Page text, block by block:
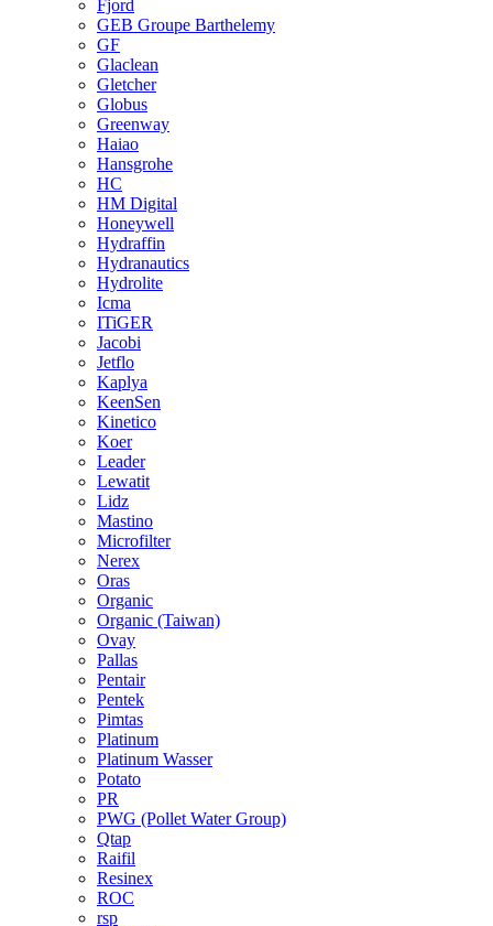
Fjord
GEB Groupe Barthelemy
GF
Glaclean
Gletcher
Globus
Greenway
Haiao
Hansgrohe
HC
HM Digital
Honeywell
Hydraffin
Hydranautics
Hydrolite
Icma
ITiGER
Jacobi
Jetflo
Kaplya
KeenSen
Kinetico
Koer
Leader
Lewatit
Lidz
Mastino
Microfilter
Nerex
Oras
Organic
Organic (Taiwan)
Ovay
Pallas
Pentair
Pentek
Pimtas
Platinum
Platinum Wasser
Potato
PR
PWG (Pollet Water Group)
Qtap
Raifil
Resinex
ROC
rsp